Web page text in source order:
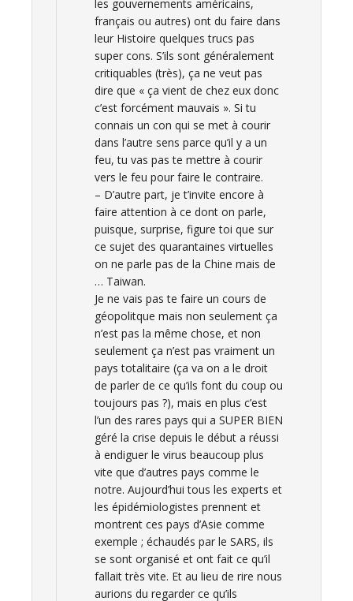
les gouvernements américains,
français ou autres) ont du faire dans
leur Histoire quelques trucs pas
super cons. S’ils sont généralement
critiquables (très), ça ne veut pas
dire que « ça vient de chez eux donc
c’est forcément mauvais ». Si tu
connais un con qui se met à courir
dans l’autre sens parce qu’il y a un
feu, tu vas pas te mettre à courir
vers le feu pour faire le contraire.
– D’autre part, je t’invite encore à
faire attention à ce dont on parle,
puisque, surprise, figure toi que sur
ce sujet des quarantaines virtuelles
on ne parle pas de la Chine mais de
… Taiwan.
Je ne vais pas te faire un cours de
géopolitque mais non seulement ça
n’est pas la même chose, et non
seulement ça n’est pas vraiment un
pays totalitaire (ça va on a le droit
de parler de ce qu’ils font du coup ou
toujours pas ?), mais en plus c’est
l’un des rares pays qui a SUPER BIEN
géré la crise depuis le début a réussi
à endiguer le virus beaucoup plus
vite que d’autres pays comme le
notre. Aujourd’hui tous les experts et
les épidémiologistes prennent et
montrent ces pays d’Asie comme
exemple ; échaudés par le SARS, ils
se sont organisé et ont fait ce qu’il
fallait très vite. Et au lieu de rire nous
aurions du regarder ce qu’ils